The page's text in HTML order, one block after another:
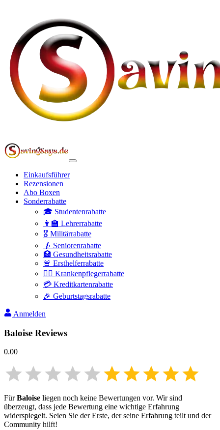
Einkaufsführer
Rezensionen
Abo Boxen
Sonderrabatte
🎓 Studentenrabatte
👩‍🏫 Lehrerrabatte
🎖️ Militärrabatte
👴 Seniorenrabatte
🏥 Gesundheitsrabatte
🚨 Ersthelferrabatte
👩‍⚕️ Krankenpflegerrabatte
💳 Kreditkartenrabatte
🎉 Geburtstagsrabatte
Anmelden
Baloise Reviews
0.00
FürBaloise liegen noch keine Bewertungen vor. Wir sind
überzeugt, dass jede Bewertung eine wichtige Erfahrung
widerspiegelt. Seien Sie der Erste, der seine Erfahrung teilt und der
Community hilft!